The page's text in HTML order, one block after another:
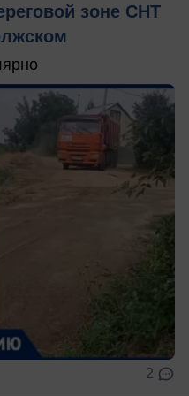
зоне СНТ
2